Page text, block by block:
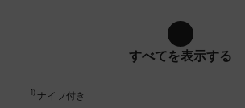
すべてを表示する
1)ナイフ付き